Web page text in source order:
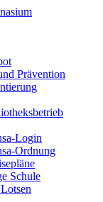
Prävention
Login
Ordnung
Schule